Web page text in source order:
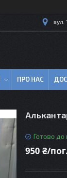
вул.
ПРО НАС
Готово до
950 ₴/